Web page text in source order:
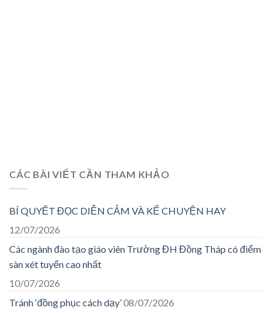
CÁC BÀI VIẾT CẦN THAM KHẢO
BÍ QUYẾT ĐỌC DIỄN CẢM VÀ KỂ CHUYỆN HAY
12/07/2026
Các ngành đào tạo giáo viên Trường ĐH Đồng Tháp có điểm
sàn xét tuyển cao nhất
10/07/2026
Tránh ‘đồng phục cách dạy’08/07/2026